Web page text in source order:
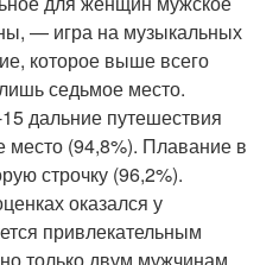
— игра на музыкальных
которое выше всего
седьмое место.
дальние путешествия
место (94,8%). Плавание в
строчку (96,2%).
оказался у
привлекательным